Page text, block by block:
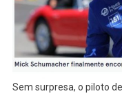
Sem surpresa, o piloto